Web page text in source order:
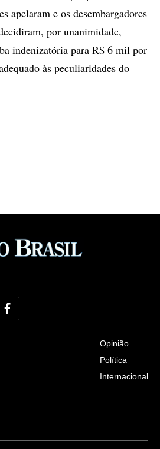
apelaram e os desembargadores
por unanimidade,
indenizatória para R$ 6 mil por
às peculiaridades do
Facebook
Opinião
Política
Internacional